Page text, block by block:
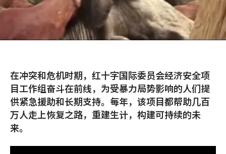
在冲突和危机时期，红十字国际委员会经济安全项
目工作组奋斗在前线，为受暴力局势影响的人们提
供紧急援助和长期支持。每年，该项目都帮助几百
万人走上恢复之路，重建生计，构建可持续的未
来。